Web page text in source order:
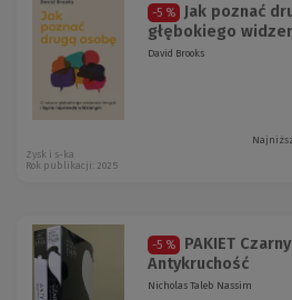
-5 %
Jak poznać
głębokiego
David Brooks
Zysk i s-ka
Rok publikacji: 2025
-5 %
PAKIET
Antykruchość
Nicholas Taleb Nassim